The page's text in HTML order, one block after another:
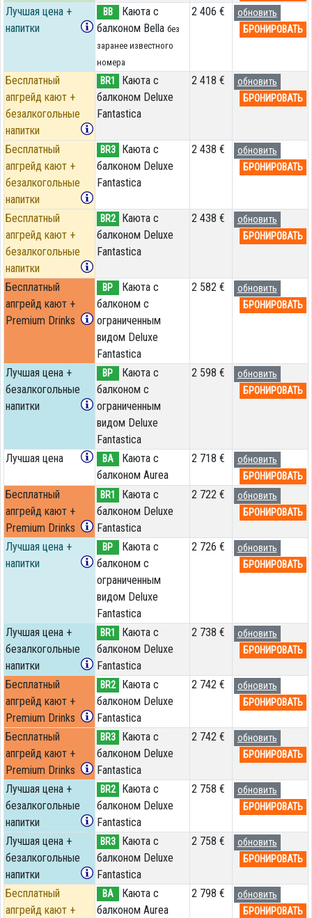
Лучшая цена +
напитки
BB
Каюта с
балконом Bella без
заранее известного
номера
2 406 €
обновить
БРОНИРОВАТЬ
Бесплатный
апгрейд кают +
безалкогольные
напитки
BR1
Каюта с
балконом Deluxe
Fantastica
2 418 €
обновить
БРОНИРОВАТЬ
Бесплатный
апгрейд кают +
безалкогольные
напитки
BR3
Каюта с
балконом Deluxe
Fantastica
2 438 €
обновить
БРОНИРОВАТЬ
Бесплатный
апгрейд кают +
безалкогольные
напитки
BR2
Каюта с
балконом Deluxe
Fantastica
2 438 €
обновить
БРОНИРОВАТЬ
Бесплатный
апгрейд кают +
Premium Drinks
BP
Каюта с
балконом c
ограниченным
видом Deluxe
Fantastica
2 582 €
обновить
БРОНИРОВАТЬ
Лучшая цена +
безалкогольные
напитки
BP
Каюта с
балконом c
ограниченным
видом Deluxe
Fantastica
2 598 €
обновить
БРОНИРОВАТЬ
Лучшая цена BA
Каюта с
балконом Aurea
2 718 €
обновить
БРОНИРОВАТЬ
Бесплатный
апгрейд кают +
Premium Drinks
BR1
Каюта с
балконом Deluxe
Fantastica
2 722 €
обновить
БРОНИРОВАТЬ
Лучшая цена +
напитки
BP
Каюта с
балконом c
ограниченным
видом Deluxe
Fantastica
2 726 €
обновить
БРОНИРОВАТЬ
Лучшая цена +
безалкогольные
напитки
BR1
Каюта с
балконом Deluxe
Fantastica
2 738 €
обновить
БРОНИРОВАТЬ
Бесплатный
апгрейд кают +
Premium Drinks
BR2
Каюта с
балконом Deluxe
Fantastica
2 742 €
обновить
БРОНИРОВАТЬ
Бесплатный
апгрейд кают +
Premium Drinks
BR3
Каюта с
балконом Deluxe
Fantastica
2 742 €
обновить
БРОНИРОВАТЬ
Лучшая цена +
безалкогольные
напитки
BR2
Каюта с
балконом Deluxe
Fantastica
2 758 €
обновить
БРОНИРОВАТЬ
Лучшая цена +
безалкогольные
напитки
BR3
Каюта с
балконом Deluxe
Fantastica
2 758 €
обновить
БРОНИРОВАТЬ
Бесплатный
апгрейд кают +
BA
Каюта с
балконом Aurea
2 798 €
обновить
БРОНИРОВАТЬ